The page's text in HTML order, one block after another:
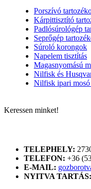
Porszívó
Kárpittisztító
Padlósúrológép
Seprőgép
Súroló korongok
Napelem tisztítás
Magasnyomású
Nilfisk és
Nilfisk ipari
Keressen minket!
TELEPHELY:
TELEFON: +36
E-MAIL:
NYITVA TARTÁS: